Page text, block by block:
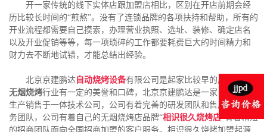
开一家传统的线下实体店跟加盟店相比，区别在开店前期会经
历比较长时间的“煎熬”。没有了连锁品牌的各项扶持和帮助，所有的
开业流程都需要自己摸索，办理营业执照、选址、装修、确定店名
以及开业促销等等，每一项琐碎的工作都要耗费巨大的时间精力和
财力去不断地试错，才能总结出经验。
北京京建鹏达 自动烧烤设备有限公司是起家比较早的厂家，在
无烟烧烤行业有一定的美誉和口碑，北京京建鹏达是一家自主研发
生产销售于一体技术公司，公司有着完善的研发团队和售后安装服
务团队，公司有着自己的无烟烧烤店品牌“相识很久烧烤店”有着精湛
的招商团队面向全国招商加盟的客户服务。相识很久烧烤加盟起源